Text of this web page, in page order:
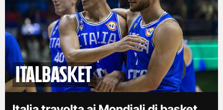
italbasket